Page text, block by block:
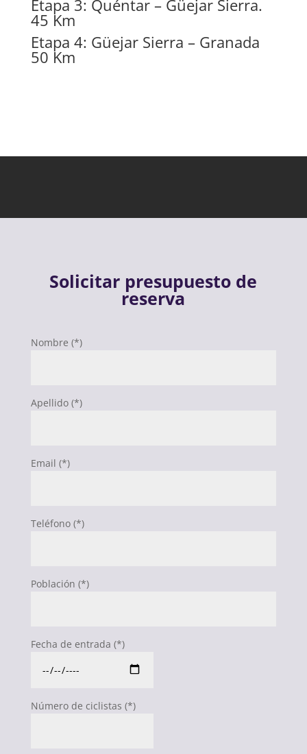
Etapa 3: Quéntar – Güejar Sierra.
45 Km
Etapa 4: Güejar Sierra – Granada
50 Km
Solicitar presupuesto de
reserva
Nombre (*)
Apellido (*)
Email (*)
Teléfono (*)
Población (*)
Fecha de entrada (*)
Número de ciclistas (*)